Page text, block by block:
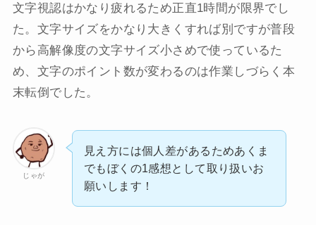
文字視認はかなり疲れるため正直1時間が限界でし
た。文字サイズをかなり大きくすれば別ですが普段
から高解像度の文字サイズ小さめで使っているた
め、文字のポイント数が変わるのは作業しづらく本
末転倒でした。
じゃが
見え方には個人差があるためあくま
でもぼくの1感想として取り扱いお
願いします！